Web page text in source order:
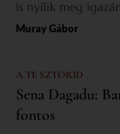
is nyílik meg igazán.
Muray Gábor
A TE SZTORID
Sena Dagadu:
fontos